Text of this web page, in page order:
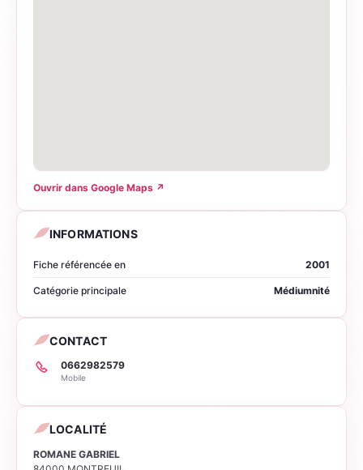
Ouvrir dans Google Maps ↗
INFORMATIONS
Fiche référencée en 2001
Catégorie principale Médiumnité
LOCALITÉ
ROMANE GABRIEL
CONTACT
0662982579
Mobile